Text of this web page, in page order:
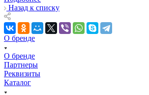
Назад к списку
О бренде
О бренде
Партнеры
Реквизиты
Каталог